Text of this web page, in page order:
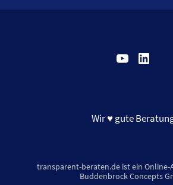
YouTube LinkedIn
Wir ♥ gute
transparent-beraten.de ist ein Online-
Buddenbrock Concepts